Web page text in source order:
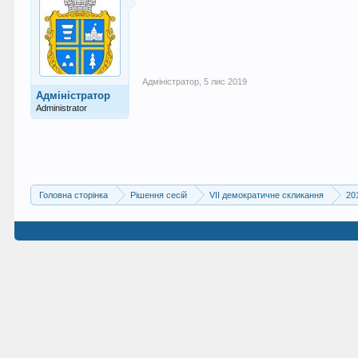
Адміністратор
Administrator
Адміністратор 5 лис 2019
Головна сторінка Рішення сесій VII демократичне скликання